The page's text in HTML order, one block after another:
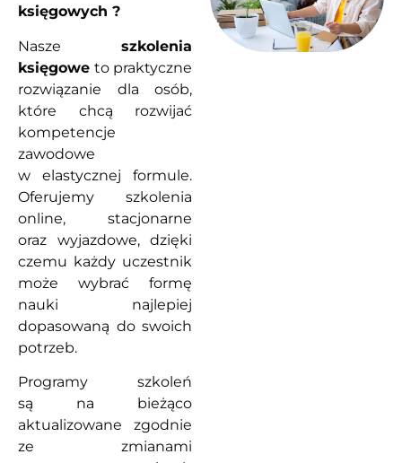
księgowych ?
Nasze szkolenia
księgowe to praktyczne
rozwiązanie dla osób,
które chcą rozwijać
kompetencje
zawodowe
w elastycznej formule.
Oferujemy szkolenia
online, stacjonarne
oraz wyjazdowe, dzięki
czemu każdy uczestnik
może wybrać formę
nauki najlepiej
dopasowaną do swoich
potrzeb.
Programy szkoleń
są na bieżąco
aktualizowane zgodnie
ze zmianami